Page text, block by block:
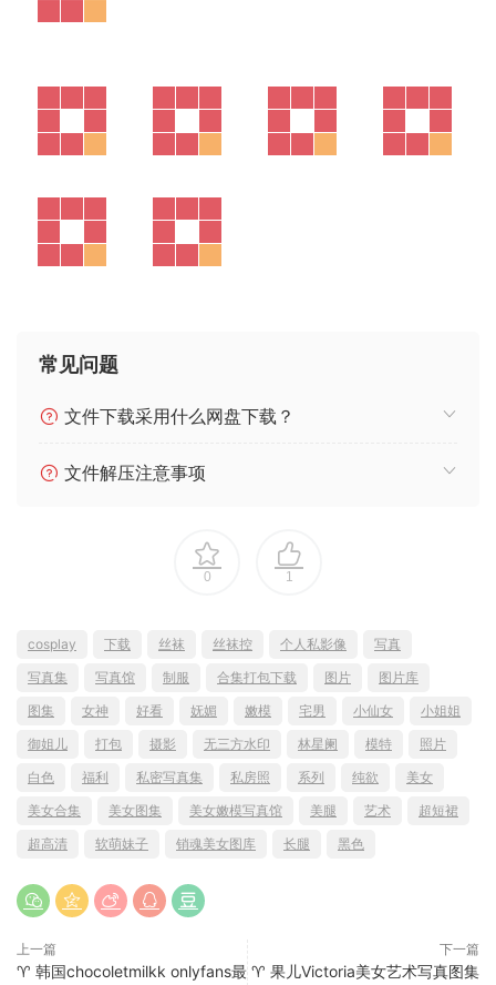
常见问题
文件下载采用什么网盘下载？
文件解压注意事项
0 1
cosplay 下载 丝袜 丝袜控 个人私影像
写真
写真集
写真馆 制服 合集打包下载 图片
图片库
图集
女神 好看 妩媚 嫩模 宅男 小仙女
小姐姐
御姐儿
打包 摄影 无三方水印 林星阑 模特
照片
白色
福利 私密写真集 私房照 系列 纯欲
美女
美女合集
美女图集 美女嫩模写真馆 美腿 艺术
超短裙
超高清
软萌妹子 销魂美女图库 长腿 黑色
上一篇
♈ 韩国chocoletmilkk onlyfans最
下一篇
♈ 果儿Victoria美女艺术写真图集